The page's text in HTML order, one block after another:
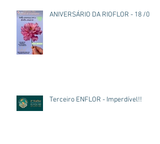
ANIVERSÁRIO DA RIOFLOR - 18 /03
Terceiro ENFLOR - Imperdível!!